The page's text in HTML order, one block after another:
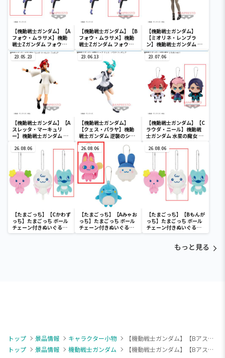
【機動戦士ガンダム】【A
フォウ・ムラサメ】機動
戦士Zガンダム フォウ・
ムラサメ フィギュア
【機動戦士ガンダム】【B
フォウ・ムラサメ】機動
戦士Zガンダム フォウ・
ムラサメ フィギュア
【機動戦士ガンダム】
【ミオリネ・レンブラ
ン】機動戦士ガンダム 水
星の魔女 ミオリネ・レン
ブラン フィギュア
23.05.23
【機動戦士ガンダム】【A
スレッタ・マーキュリ
ー】機動戦士ガンダム 水
キュリー フィギュア
23.06.13
【機動戦士ガンダム】
【クェス・パラヤ】機動
戦士ガンダム 逆襲のシャ
ア クェス・パラヤ フィギ
ュア
23.07.06
【機動戦士ガンダム】【C
ラウダ・ニール】機動戦
士ガンダム 水星の魔女 と
26.08.06
【たまごっち】【Cかわず
っち】たまごっち ボール
チェーン付きぬいぐるみ
～Tamagotchi
26.08.06
【たまごっち】【Aみゃお
っち】たまごっち ボール
チェーン付きぬいぐるみ
～Tamagotchi
26.08.06
【たまごっち】【Bもんが
っち】たまごっち ボール
チェーン付きぬいぐるみ
～Tamagotchi
もっと見る
トップ 景品情報 キャラクター小物
【機動戦士ガンダム】【Bアスラン・ザラ】『機動戦士ガンダムSEED FREEDOM』 ちびぐるみ～パイロットスーツver.～
トップ
景品情報 機動戦士ガンダム 【機動戦士ガンダム】【Bアスラン・ザラ】『機動戦士ガンダムSEED FREEDOM』 ちびぐるみ～パイロットスーツver.～